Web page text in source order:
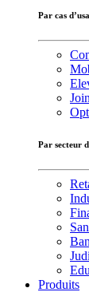
Par cas
Par secteur
Produits